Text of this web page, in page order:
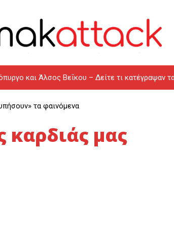
και Άλσος Βεΐκου – Δείτε τι κατέγραψαν
τα φαινόμενα
καρδιάς μας